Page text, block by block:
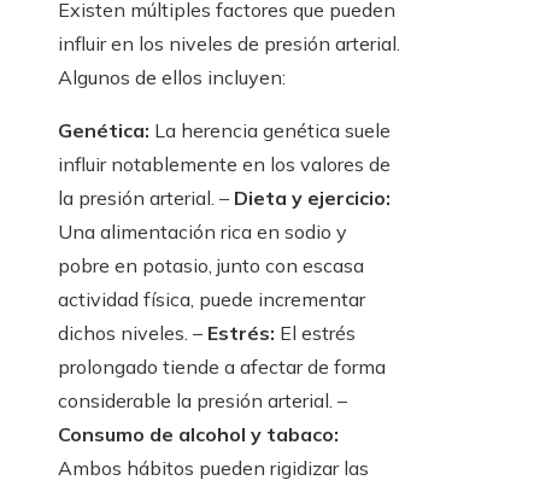
Existen múltiples factores que pueden
influir en los niveles de presión arterial.
Algunos de ellos incluyen:
Genética: La herencia genética suele
influir notablemente en los valores de
la presión arterial. – Dieta y ejercicio:
Una alimentación rica en sodio y
pobre en potasio, junto con escasa
actividad física, puede incrementar
dichos niveles. – Estrés: El estrés
prolongado tiende a afectar de forma
considerable la presión arterial. –
Consumo de alcohol y tabaco:
Ambos hábitos pueden rigidizar las